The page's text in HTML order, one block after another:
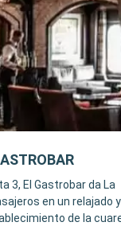
3, El Gastrobar da La
en un relajado y
de la